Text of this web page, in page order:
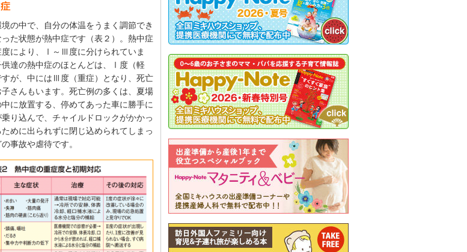
の中で、自分の体温をうまく調節でき
った状態が熱中症です（表２）。熱中症
度により、Ⅰ～Ⅲ度に分けられていま
供達の熱中症のほとんどは、Ⅰ度（軽
すが、中にはⅢ度（重症）となり、死亡
さんもいます。死亡例の多くは、夏場
中に放置する、停めてあった車に勝手に
り込んで、チャイルドロックがかかっ
ために出られずに閉じ込められてしまっ
事故や虐待です。